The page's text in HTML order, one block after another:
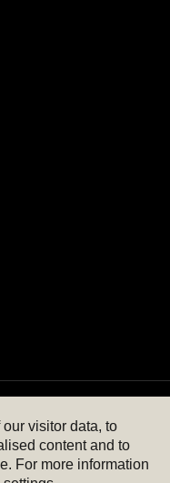
visitor data, to
content and to
For more information